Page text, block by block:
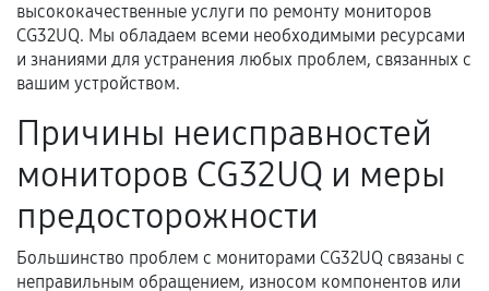
Документы для подтверждения
гарантии
Акт выполненных работ с датой, перечнем
услуг и сроком гарантии.
и кассовый чек.
высококачественные услуги по ремонту мониторов
CG32UQ. Мы обладаем всеми необходимыми ресурсами
и знаниями для устранения любых проблем, связанных с
вашим устройством.
Причины неисправностей
мониторов CG32UQ и меры
предосторожности
Большинство проблем с мониторами CG32UQ связаны с
неправильным обращением, износом компонентов или